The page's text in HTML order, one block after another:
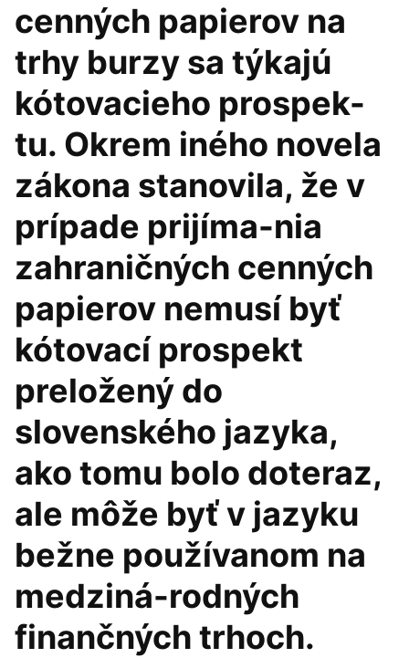
cenných papierov na
trhy burzy sa týkajú
kótovacieho prospek-
tu. Okrem iného novela
zákona stanovila, že v
prípade prijíma-nia
zahraničných cenných
papierov nemusí byť
kótovací prospekt
preložený do
slovenského jazyka,
ako tomu bolo doteraz,
ale môže byť v jazyku
bežne používanom na
medziná-rodných
finančných trhoch.